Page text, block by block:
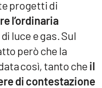
progetti di
l’ordinaria
luce e gas. Sul
però che la
così, tanto cheil
di contestazione